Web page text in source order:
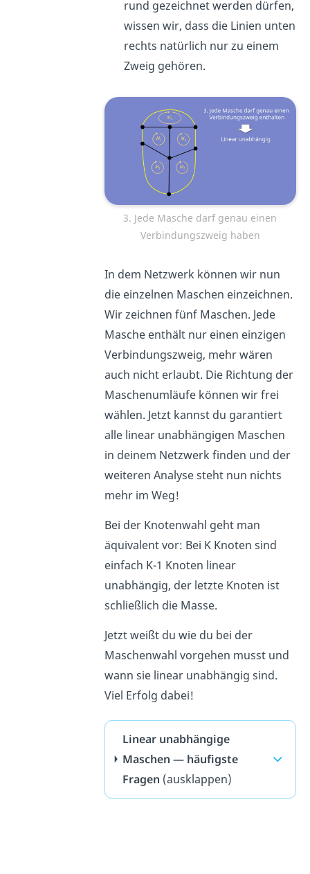
rund gezeichnet werden dürfen,
wissen wir, dass die Linien unten
rechts natürlich nur zu einem
Zweig gehören.
3. Jede Masche darf genau einen
Verbindungszweig haben
In dem Netzwerk können wir nun
die einzelnen Maschen einzeichnen.
Wir zeichnen fünf Maschen. Jede
Masche enthält nur einen einzigen
Verbindungszweig, mehr wären
auch nicht erlaubt. Die Richtung der
Maschenumläufe können wir frei
wählen. Jetzt kannst du garantiert
alle linear unabhängigen Maschen
in deinem Netzwerk finden und der
weiteren Analyse steht nun nichts
mehr im Weg!
Bei der Knotenwahl geht man
äquivalent vor: Bei K Knoten sind
einfach K-1 Knoten linear
unabhängig, der letzte Knoten ist
schließlich die Masse.
Jetzt weißt du wie du bei der
Maschenwahl vorgehen musst und
wann sie linear unabhängig sind.
Viel Erfolg dabei!
Linear unabhängige
Maschen — häufigste
Fragen (ausklappen)